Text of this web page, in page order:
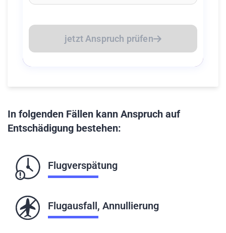
jetzt Anspruch prüfen
In folgenden Fällen kann Anspruch auf
Entschädigung bestehen:
Flugverspätung
Flugausfall, Annullierung